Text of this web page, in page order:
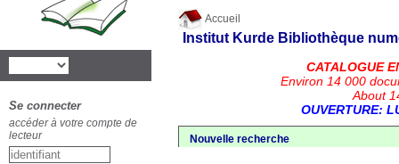
Accueil
Institut Kurde Bibliothèque
CATALOGUE
Environ 14 000
About
OUVERTURE:
Nouvelle recherche
Se connecter
accéder à votre compte de
lecteur